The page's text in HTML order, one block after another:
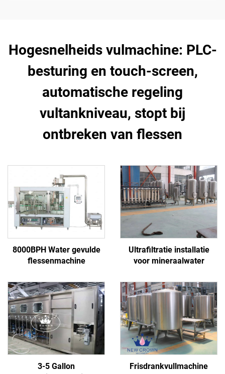
Hogesnelheids vulmachine: PLC-
besturing en touch-screen,
automatische regeling
vultankniveau, stopt bij
ontbreken van flessen
8000BPH Water gevulde
flessenmachine
Ultrafiltratie installatie
voor mineraalwater
3-5 Gallon
Frisdrankvullmachine